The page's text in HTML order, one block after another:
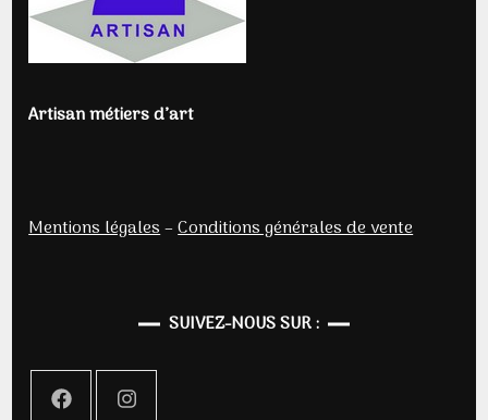
Artisan métiers d’art
Mentions légales–Conditions générales de vente
SUIVEZ-NOUS SUR :